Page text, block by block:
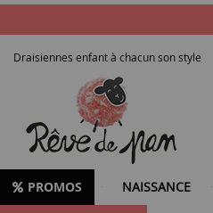
Draisiennes enfant à chacun son style
PROMOS NAISSANCE